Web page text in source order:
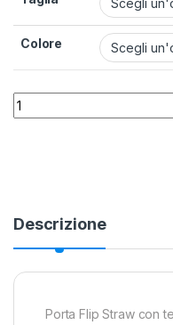
Colore
Borraccia per bambini
Descrizione
Porta Flip Straw con